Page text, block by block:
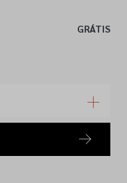
GRÁTIS